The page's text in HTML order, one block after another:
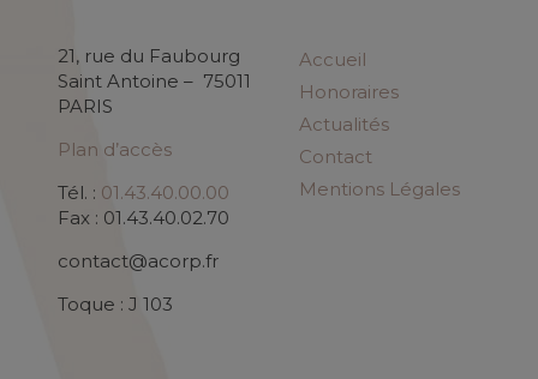
21, rue du Faubourg
Saint Antoine – 75011
PARIS
Plan d’accès
Tél. : 01.43.40.00.00
Fax : 01.43.40.02.70
contact@acorp.fr
Toque : J 103
Accueil
Honoraires
Actualités
Contact
Mentions Légales